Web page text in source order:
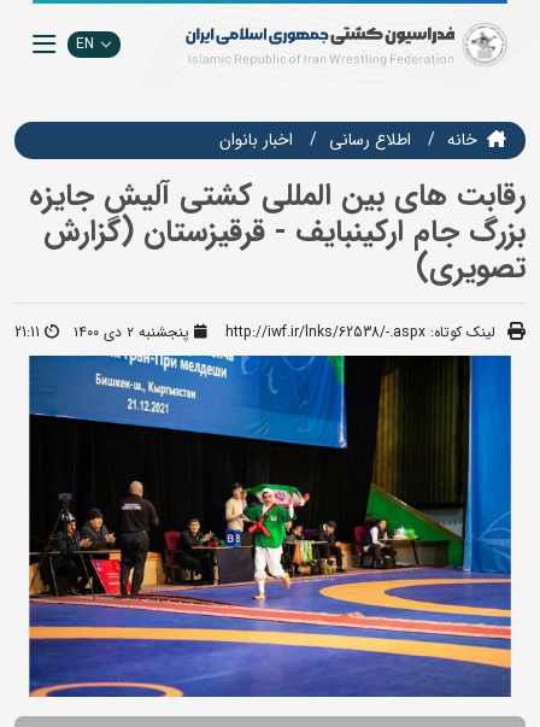
EN
خانه اطلاع رسانی اخبار بانوان
رقابت های بین المللی کشتی آلیش جایزه
بزرگ جام ارکینبایف - قرقیزستان (گزارش
تصویری)
لینک کوتاه: http://iwf.ir/lnks/62538/-.aspx پنجشنبه ۲ دی ۱۴۰۰ 21:11